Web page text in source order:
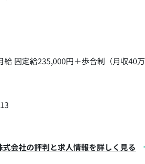
給 固定給235,000円＋歩合制（月収40万
会社の評判と求人情報を詳しく見る